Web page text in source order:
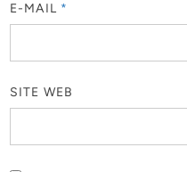
E-MAIL *
SITE WEB